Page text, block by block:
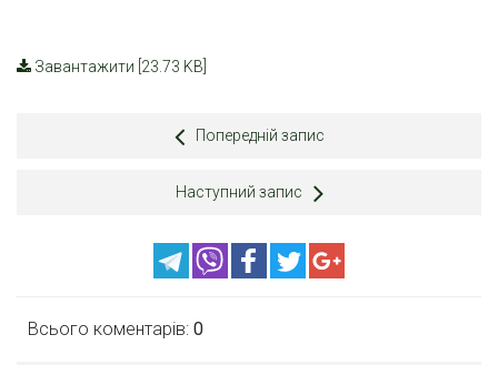
Завантажити [23.73 KB]
Попередній запис
Наступний запис
Всього коментарів: 0